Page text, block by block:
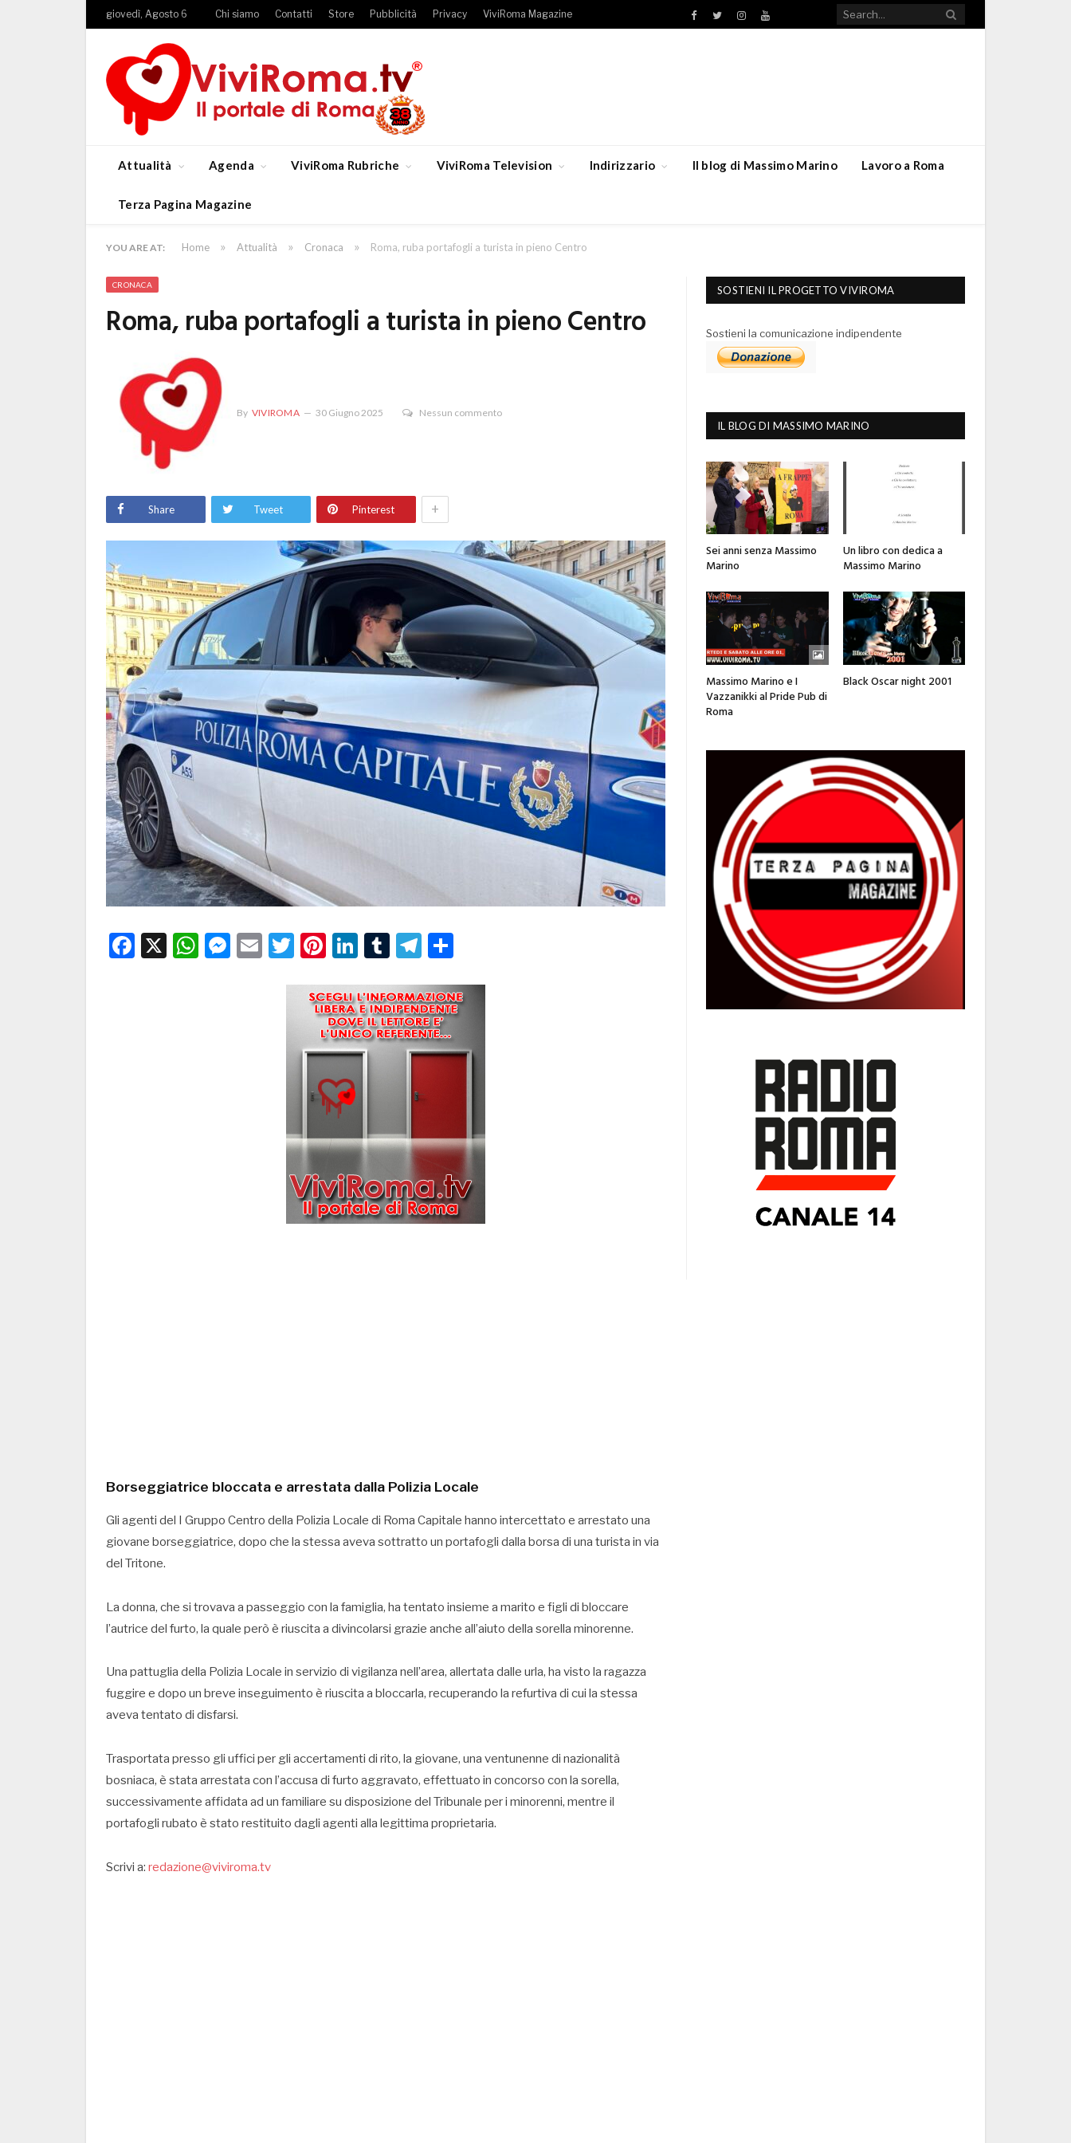
giovedì, Agosto 6 Chi siamo Contatti Store Pubblicità Privacy ViviRoma Magazine Facebook
TwitterInstagramYouTube
Attualità Agenda ViviRoma Rubriche ViviRoma Television Indirizzario Il blog di Massimo Marino Lavoro a Roma
Terza Pagina Magazine
YOU ARE AT: Home » Attualità » Cronaca » Roma, ruba portafogli a turista in pieno Centro
CRONACA
Roma, ruba portafogli a turista in pieno Centro
By VIVIROMA 30 Giugno 2025 Nessun commento
Share Tweet Pinterest +
Facebook
X WhatsApp
Messenger
EmailTwitter
Pinterest
LinkedIn
TumblrTelegram
Borseggiatrice bloccata e arrestata dalla Polizia Locale
Gli agenti del I Gruppo Centro della Polizia Locale di Roma Capitale hanno intercettato e arrestato una
giovane borseggiatrice, dopo che la stessa aveva sottratto un portafogli dalla borsa di una turista in via
del Tritone.
La donna, che si trovava a passeggio con la famiglia, ha tentato insieme a marito e figli di bloccare
l’autrice del furto, la quale però è riuscita a divincolarsi grazie anche all’aiuto della sorella minorenne.
Una pattuglia della Polizia Locale in servizio di vigilanza nell’area, allertata dalle urla, ha visto la ragazza
fuggire e dopo un breve inseguimento è riuscita a bloccarla, recuperando la refurtiva di cui la stessa
aveva tentato di disfarsi.
Trasportata presso gli uffici per gli accertamenti di rito, la giovane, una ventunenne di nazionalità
bosniaca, è stata arrestata con l’accusa di furto aggravato, effettuato in concorso con la sorella,
successivamente affidata ad un familiare su disposizione del Tribunale per i minorenni, mentre il
portafogli rubato è stato restituito dagli agenti alla legittima proprietaria.
Scrivi a: redazione@viviroma.tv
SOSTIENI IL PROGETTO VIVIROMA
Sostieni la comunicazione indipendente
IL BLOG DI MASSIMO MARINO
Sei anni senza Massimo
Marino
Un libro con dedica a
Massimo Marino
Massimo Marino e I
Vazzanikki al Pride Pub di
Roma
Black Oscar night 2001